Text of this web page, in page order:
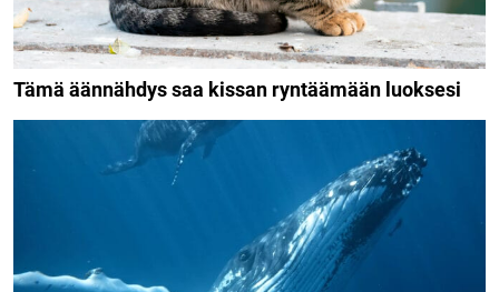
Tämä äännähdys saa kissan ryntäämään luoksesi